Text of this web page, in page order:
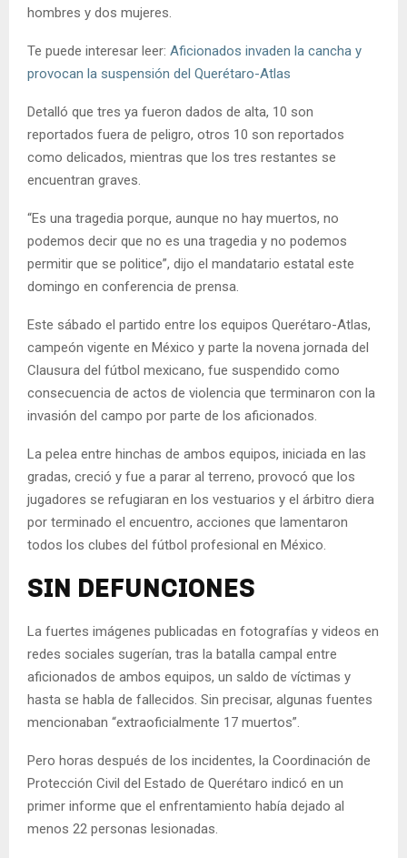
hombres y dos mujeres.
Te puede interesar leer: Aficionados invaden la cancha y
provocan la suspensión del Querétaro-Atlas
Detalló que tres ya fueron dados de alta, 10 son
reportados fuera de peligro, otros 10 son reportados
como delicados, mientras que los tres restantes se
encuentran graves.
“Es una tragedia porque, aunque no hay muertos, no
podemos decir que no es una tragedia y no podemos
permitir que se politice”, dijo el mandatario estatal este
domingo en conferencia de prensa.
Este sábado el partido entre los equipos Querétaro-Atlas,
campeón vigente en México y parte la novena jornada del
Clausura del fútbol mexicano, fue suspendido como
consecuencia de actos de violencia que terminaron con la
invasión del campo por parte de los aficionados.
La pelea entre hinchas de ambos equipos, iniciada en las
gradas, creció y fue a parar al terreno, provocó que los
jugadores se refugiaran en los vestuarios y el árbitro diera
por terminado el encuentro, acciones que lamentaron
todos los clubes del fútbol profesional en México.
SIN DEFUNCIONES
La fuertes imágenes publicadas en fotografías y videos en
redes sociales sugerían, tras la batalla campal entre
aficionados de ambos equipos, un saldo de víctimas y
hasta se habla de fallecidos. Sin precisar, algunas fuentes
mencionaban “extraoficialmente 17 muertos”.
Pero horas después de los incidentes, la Coordinación de
Protección Civil del Estado de Querétaro indicó en un
primer informe que el enfrentamiento había dejado al
menos 22 personas lesionadas.